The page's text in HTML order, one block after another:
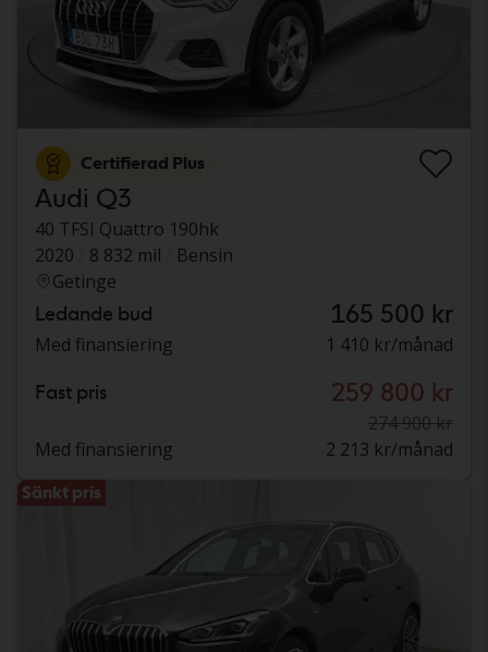
Certifierad Plus
Audi Q3
40 TFSI Quattro 190hk
2020
8 832 mil
Bensin
Getinge
Ledande bud 165 500 kr
Med finansiering 1 410 kr/månad
Fast pris 259 800 kr
274 900 kr
Med finansiering
2 213 kr/månad
Sänkt pris